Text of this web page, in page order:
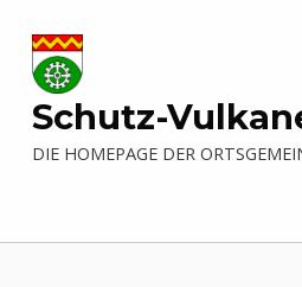
Schutz-
DIE HOMEPAGE DER